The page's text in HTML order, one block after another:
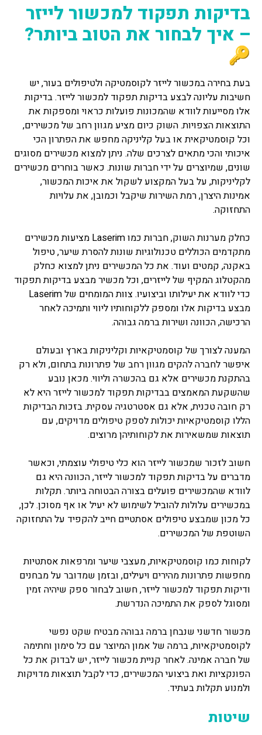
בדיקות תפקוד למכשור לייזר
– איך לבחור את הטוב ביותר?
🔑
בעת בחירה במכשור לייזר לקוסמטיקה ולטיפולים בעור, יש
חשיבות עליונה לבצע בדיקות תפקוד למכשור לייזר. בדיקות
אלו מסייעות לוודא שהמכונות פועלות כראוי ומספקות את
התוצאות הצפויות. השוק כיום מציע מגוון רחב של מכשירים,
וכל קוסמטיקאית או בעל קליניקה מחפש את הפתרון הכי
איכותי והכי מתאים לצרכים שלה. ניתן למצוא מכשירים מסוגים
שונים, שמיוצרים על ידי חברות שונות. כאשר בוחרים מכשירים
לקליניקות, על בעל המקצוע לשקול את איכות המכשור,
אמינות היצרן, רמת השירות שיקבל וכמובן, את עלויות
התחזוקה.
כחלק מערנות השוק, חברות כמו Laserim מציעות מכשירים
מתקדמים הכוללים טכנולוגיות שונות להסרת שיער, טיפול
באקנה, קמטים ועוד. את כל המכשירים ניתן למצוא כחלק
מהקטלוג המקיף של לייזרים, וכל מכשיר מבצע בדיקות תפקוד
כדי לוודא את יעילותו וביצועיו. צוות המומחים של Laserim
מבצע בדיקות אלו ומספק ללקוחותיו ליווי ותמיכה לאחר
הרכישה, הכוונה ושירות ברמה גבוהה.
המענה לצורך של קוסמטיקאיות וקליניקות בארץ ובעולם
איפשר לחברה להקים מגוון רחב של פתרונות בתחום, ולא רק
בהתקנת מכשירים אלא גם בהכשרה וליווי. מכאן נובע
שהשקעת המאמצים בבדיקות תפקוד למכשור לייזר היא לא
רק חובה טכנית, אלא גם אסטרטגיה עסקית. בזכות הבדיקות
הללו קוסמטיקאיות יכולות לספק טיפולים מדויקים, עם
תוצאות שמשאירות את לקוחותיהן מרוצים.
חשוב לזכור שמכשור לייזר הוא כלי טיפולי עוצמתי, וכאשר
מדברים על בדיקות תפקוד למכשור לייזר, הכוונה היא גם
לוודא שהמכשירים פועלים בצורה הבטוחה ביותר. תקלות
במכשירים עלולות להוביל לשימוש לא יעיל או אף מסוכן. לכן,
כל מכון שמבצע טיפולים אסתטיים חייב להקפיד על התחזוקה
השוטפת של המכשירים.
לקוחות כמו קוסמטיקאיות, מעצבי שיער ומרפאות אסתטיות
מחפשות פתרונות מהירים ויעילים, ובזמן שמדובר על מבחנים
ודיקות תפקוד למכשור לייזר, חשוב לבחור ספק שיהיה זמין
ומסוגל לספק את התמיכה הנדרשת.
מכשור חדשני שנבחן ברמה גבוהה מבטיח שקט נפשי
לקוסמטיקאיות, ברמה של אמון המיוצר עם כל סימון וחתימה
של חברה אמינה. לאחר קניית מכשור לייזר, יש לבדוק את כל
הפונקציות ואת ביצועי המכשירים, כדי לקבל תוצאות מדויקות
ולמנוע תקלות בעתיד.
שיטות